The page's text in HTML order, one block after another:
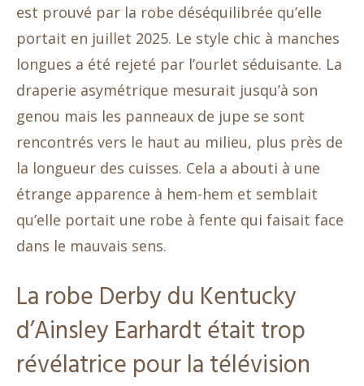
est prouvé par la robe déséquilibrée qu’elle
portait en juillet 2025. Le style chic à manches
longues a été rejeté par l’ourlet séduisante. La
draperie asymétrique mesurait jusqu’à son
genou mais les panneaux de jupe se sont
rencontrés vers le haut au milieu, plus près de
la longueur des cuisses. Cela a abouti à une
étrange apparence à hem-hem et semblait
qu’elle portait une robe à fente qui faisait face
dans le mauvais sens.
La robe Derby du Kentucky
d’Ainsley Earhardt était trop
révélatrice pour la télévision